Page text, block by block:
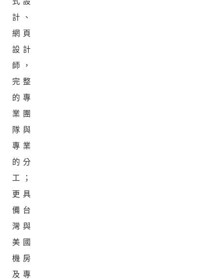
計、
網頁
設計
師，
完整
的專
業團
隊與
專業
的分
工；
更具
備台
灣與
美國
機房
及專